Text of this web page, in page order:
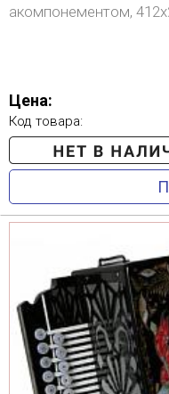
акомпонементом,
Цена:
Код товара: